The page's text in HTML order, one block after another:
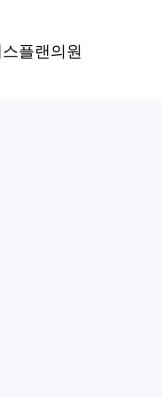
플랜의원